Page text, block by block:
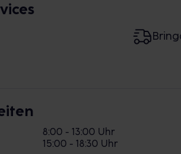
8:00 - 13:00 Uhr
15:00 - 18:30 Uhr